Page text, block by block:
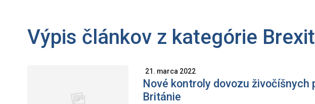
Výpis článkov z kategórie Brexit
21. marca 2022
Nové kontroly dovozu živočíšnych
Británie